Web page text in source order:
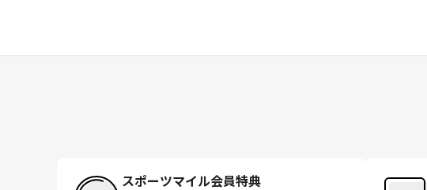
スポーツマイル会員特典